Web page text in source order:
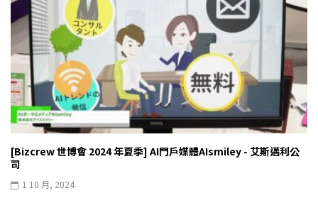
[Bizcrew 世博會 2024 年夏季] AI門戶媒體AIsmiley - 艾斯邁利公
司
1 10 月, 2024